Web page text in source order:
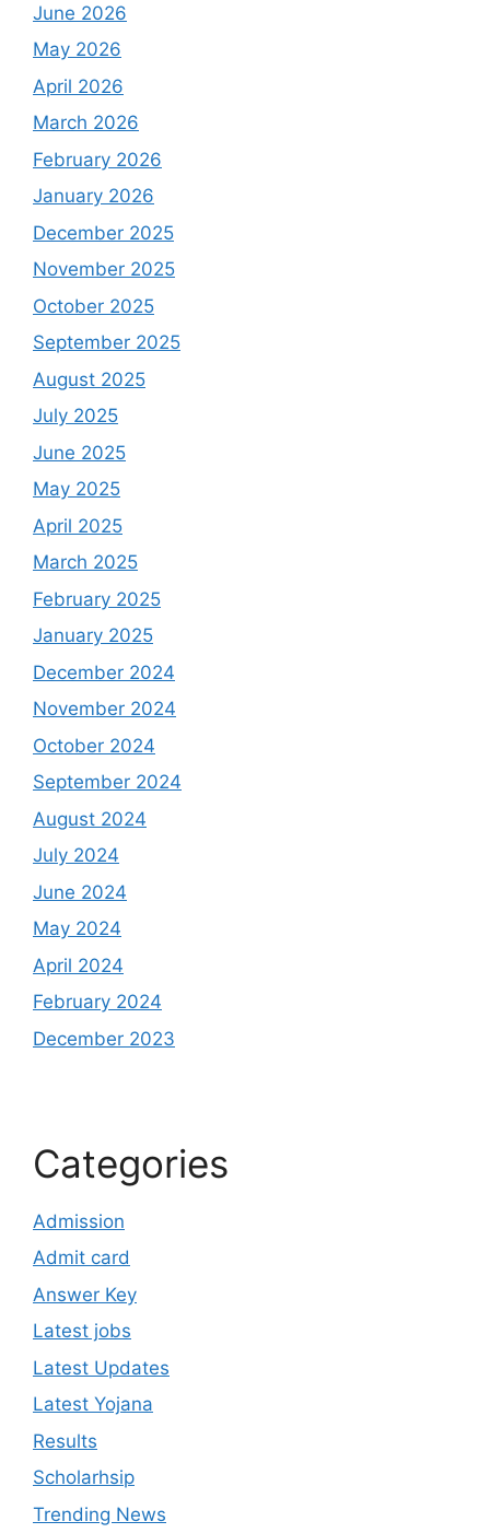
June 2026
May 2026
April 2026
March 2026
February 2026
January 2026
December 2025
November 2025
October 2025
September 2025
August 2025
July 2025
June 2025
May 2025
April 2025
March 2025
February 2025
January 2025
December 2024
November 2024
October 2024
September 2024
August 2024
July 2024
June 2024
May 2024
April 2024
February 2024
December 2023
Categories
Admission
Admit card
Answer Key
Latest jobs
Latest Updates
Latest Yojana
Results
Scholarhsip
Trending News